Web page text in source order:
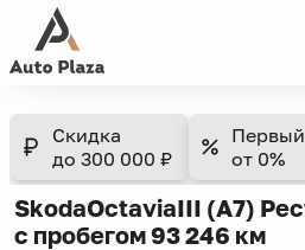
Скидка
до 300 000 ₽
от 0%
SkodaOctaviaIII (A7)
с пробегом 93 246 км